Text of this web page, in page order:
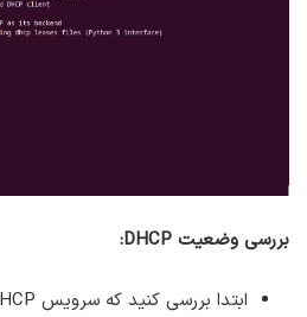
بررسی وضعیت DHCP: